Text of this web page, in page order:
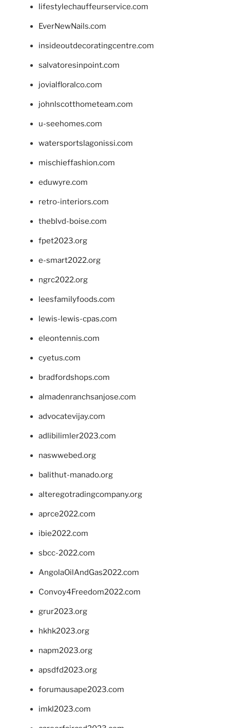
lifestylechauffeurservice.com
EverNewNails.com
insideoutdecoratingcentre.com
salvatoresinpoint.com
jovialfloralco.com
johnlscotthometeam.com
u-seehomes.com
watersportslagonissi.com
mischieffashion.com
eduwyre.com
retro-interiors.com
theblvd-boise.com
fpet2023.org
e-smart2022.org
ngrc2022.org
leesfamilyfoods.com
lewis-lewis-cpas.com
eleontennis.com
cyetus.com
bradfordshops.com
almadenranchsanjose.com
advocatevijay.com
adlibilimler2023.com
naswwebed.org
balithut-manado.org
alteregotradingcompany.org
aprce2022.com
ibie2022.com
sbcc-2022.com
AngolaOilAndGas2022.com
Convoy4Freedom2022.com
grur2023.org
hkhk2023.org
napm2023.org
apsdfd2023.org
forumausape2023.com
imkl2023.com